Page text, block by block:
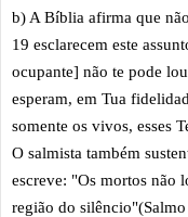
b) A Bíblia afirma que
19 esclarecem este
ocupante] não te pode
esperam, em Tua
somente os vivos, esses
O salmista também
escreve: "Os mortos não
região do